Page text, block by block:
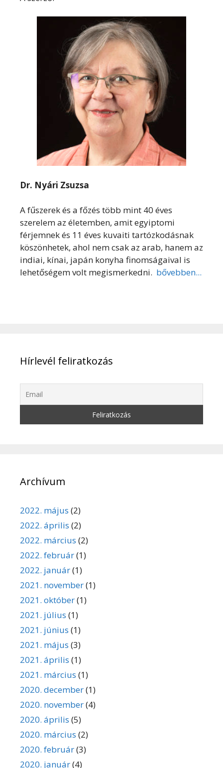
Dr. Nyári Zsuzsa
A fűszerek és a főzés több mint 40 éves
szerelem az életemben, amit egyiptomi
férjemnek és 11 éves kuvaiti tartózkodásnak
köszönhetek, ahol nem csak az arab, hanem az
indiai, kínai, japán konyha finomságaival is
lehetőségem volt megismerkedni. bővebben...
Hírlevél feliratkozás
Archívum
2022. május (2)
2022. április (2)
2022. március (2)
2022. február(1)
2022. január(1)
2021. november(1)
2021. október(1)
2021. július (1)
2021. június (1)
2021. május (3)
2021. április (1)
2021. március (1)
2020. december(1)
2020. november(4)
2020. április (5)
2020. március (2)
2020. február(3)
2020. január(4)